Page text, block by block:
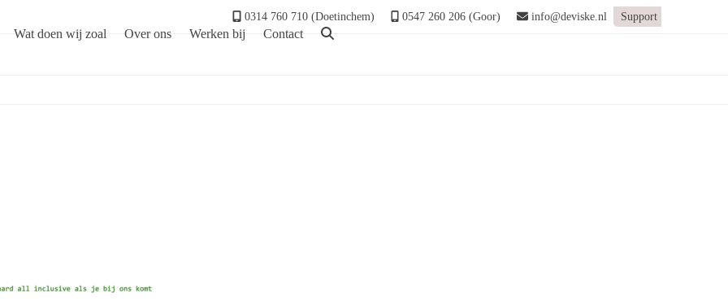
0314 760 710 (Doetinchem) 0547 260 206 (Goor) info@deviske.nl Support
Wat doen wij zoal Over ons Werken bij Contact